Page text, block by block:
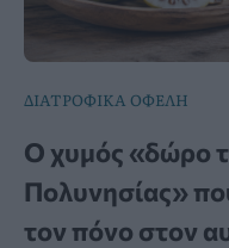
ΔΙΑΤΡΟΦΙΚΑ ΟΦΕΛΗ
Ο χυμός «δώρο
Πολυνησίας»
τον πόνο στον